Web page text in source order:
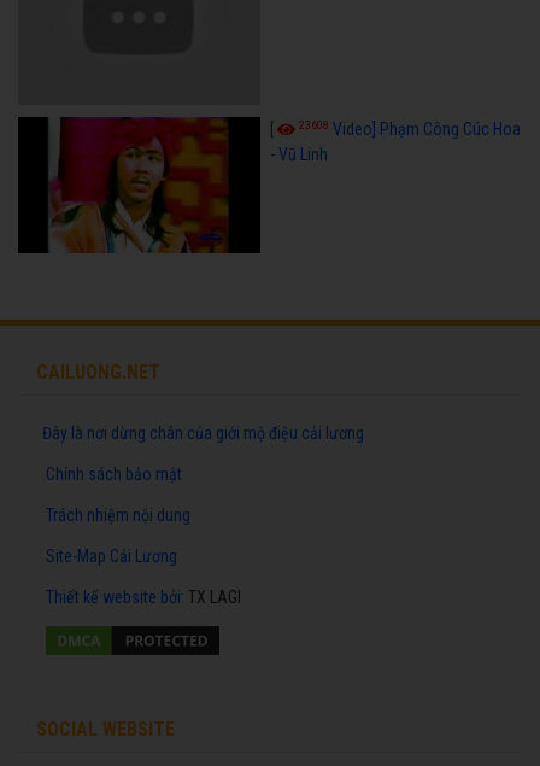
23608 Video] Phạm Công Cúc Hoa
- Vũ Linh
CAILUONG.NET
Đây là nơi dừng chân của giới mộ điệu cải lương
Chính sách bảo mật
Trách nhiệm nội dung
Site-Map Cải Lương
Thiết kế website bởi: TX LAGI
SOCIAL WEBSITE